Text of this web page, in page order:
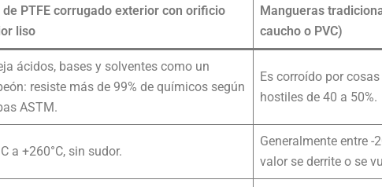
de PTFE corrugado exterior con orificio
liso
Mangueras
caucho o PVC)
ácidos, bases y solventes como un
resiste más de 99% de químicos según
ASTM.
Es corroído por
hostiles de 40 a 50%.
a +260°C, sin sudor.
Generalmente entre -
valor se derrite o se